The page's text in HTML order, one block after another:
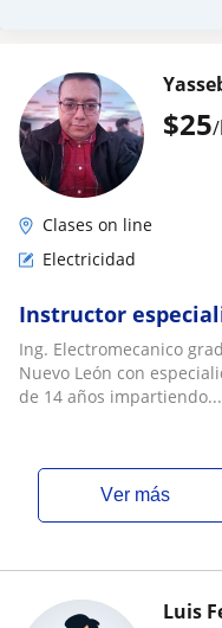
$25
Clases on line
Electricidad
Instructor
Ing. Electromecanico
Nuevo León con
de 14 años impartiendo...
ver más
Luis